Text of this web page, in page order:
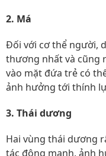
2. Má
Đối với cơ thể người,
thương nhất và cũng
vào mặt đứa trẻ có
ảnh hưởng tới thính
3. Thái dương
Hai vùng thái dương
tác động mạnh, ảnh